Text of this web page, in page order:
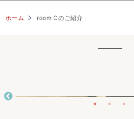
ホーム room Cのご紹介